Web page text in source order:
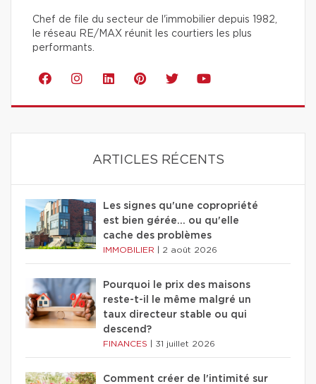
Chef de file du secteur de l'immobilier depuis 1982,
le réseau RE/MAX réunit les courtiers les plus
performants.
ARTICLES RÉCENTS
Les signes qu'une copropriété
est bien gérée… ou qu'elle
cache des problèmes
IMMOBILIER 2 août 2026
Pourquoi le prix des maisons
reste-t-il le même malgré un
taux directeur stable ou qui
descend?
FINANCES 31 juillet 2026
Comment créer de l'intimité sur